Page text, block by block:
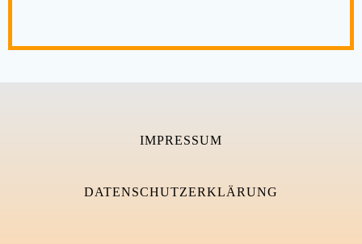
IMPRESSUM
DATENSCHUTZERKLÄRUNG